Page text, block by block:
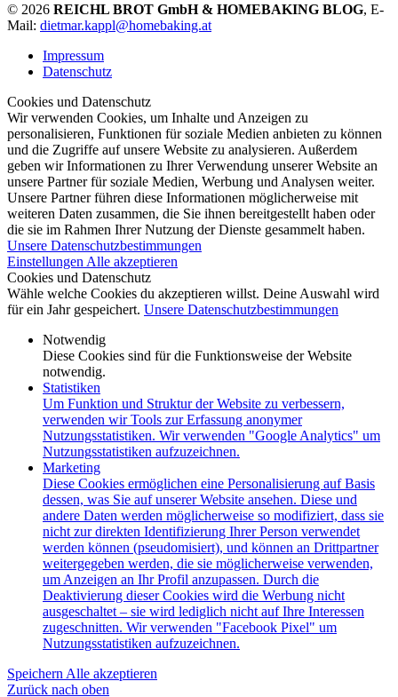
© 2026 REICHL BROT GmbH & HOMEBAKING BLOG, E-
Mail: dietmar.kappl@homebaking.at
Impressum
Datenschutz
Cookies und Datenschutz
Wir verwenden Cookies, um Inhalte und Anzeigen zu
personalisieren, Funktionen für soziale Medien anbieten zu können
und die Zugriffe auf unsere Website zu analysieren. Außerdem
geben wir Informationen zu Ihrer Verwendung unserer Website an
unsere Partner für soziale Medien, Werbung und Analysen weiter.
Unsere Partner führen diese Informationen möglicherweise mit
weiteren Daten zusammen, die Sie ihnen bereitgestellt haben oder
die sie im Rahmen Ihrer Nutzung der Dienste gesammelt haben.
Unsere Datenschutzbestimmungen
Einstellungen Alle akzeptieren
Cookies und Datenschutz
Wähle welche Cookies du akzeptieren willst. Deine Auswahl wird
für ein Jahr gespeichert. Unsere Datenschutzbestimmungen
Notwendig
Diese Cookies sind für die Funktionsweise der Website
notwendig.
Statistiken
Um Funktion und Struktur der Website zu verbessern,
verwenden wir Tools zur Erfassung anonymer
Nutzungsstatistiken. Wir verwenden "Google Analytics" um
Nutzungsstatistiken aufzuzeichnen.
Marketing
Diese Cookies ermöglichen eine Personalisierung auf Basis
dessen, was Sie auf unserer Website ansehen. Diese und
andere Daten werden möglicherweise so modifiziert, dass sie
nicht zur direkten Identifizierung Ihrer Person verwendet
werden können (pseudomisiert), und können an Drittpartner
weitergegeben werden, die sie möglicherweise verwenden,
um Anzeigen an Ihr Profil anzupassen. Durch die
Deaktivierung dieser Cookies wird die Werbung nicht
ausgeschaltet – sie wird lediglich nicht auf Ihre Interessen
zugeschnitten. Wir verwenden "Facebook Pixel" um
Nutzungsstatistiken aufzuzeichnen.
Speichern Alle akzeptieren
Zurück nach oben